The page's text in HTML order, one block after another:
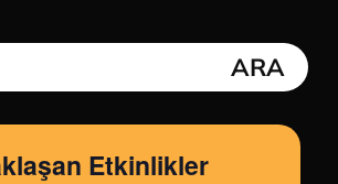
Etkinlikler